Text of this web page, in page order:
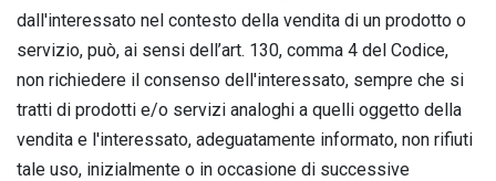
dall'interessato nel contesto della vendita di un prodotto o
servizio, può, ai sensi dell’art. 130, comma 4 del Codice,
non richiedere il consenso dell'interessato, sempre che si
tratti di prodotti e/o servizi analoghi a quelli oggetto della
vendita e l'interessato, adeguatamente informato, non rifiuti
tale uso, inizialmente o in occasione di successive